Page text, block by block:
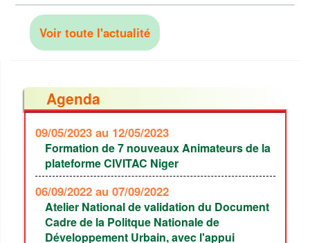
Voir toute l'actualité
Agenda
09/05/2023 au 12/05/2023
Formation de 7 nouveaux Animateurs de la
plateforme CIVITAC Niger
06/09/2022 au 07/09/2022
Atelier National de validation du Document
Cadre de la Politque Nationale de
Développement Urbain, avec l'appui